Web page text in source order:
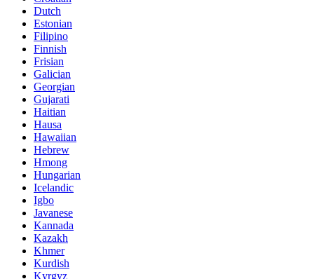
Dutch
Estonian
Filipino
Finnish
Frisian
Galician
Georgian
Gujarati
Haitian
Hausa
Hawaiian
Hebrew
Hmong
Hungarian
Icelandic
Igbo
Javanese
Kannada
Kazakh
Khmer
Kurdish
Kyrgyz